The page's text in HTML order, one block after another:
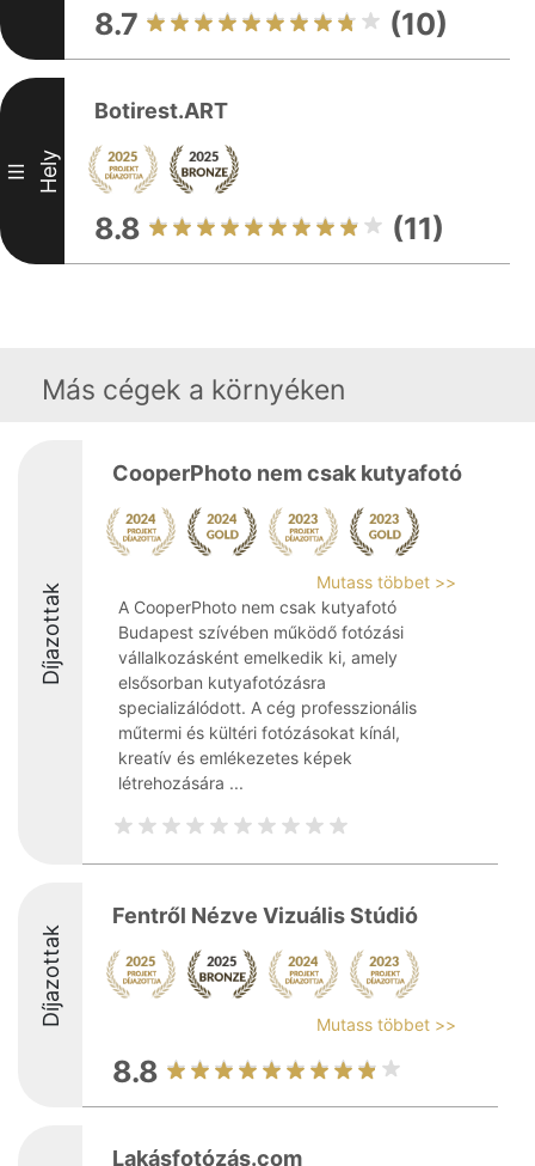
8.7 (10)
III Hely
Botirest.ART
8.8 (11)
Más cégek a környéken
Díjazottak
CooperPhoto nem csak kutyafotó
Mutass többet >>
A CooperPhoto nem csak kutyafotó
Budapest szívében működő fotózási
vállalkozásként emelkedik ki, amely
elsősorban kutyafotózásra
specializálódott. A cég professzionális
műtermi és kültéri fotózásokat kínál,
kreatív és emlékezetes képek
létrehozására ...
Díjazottak
Fentről Nézve Vizuális Stúdió
Mutass többet >>
8.8
Lakásfotózás.com